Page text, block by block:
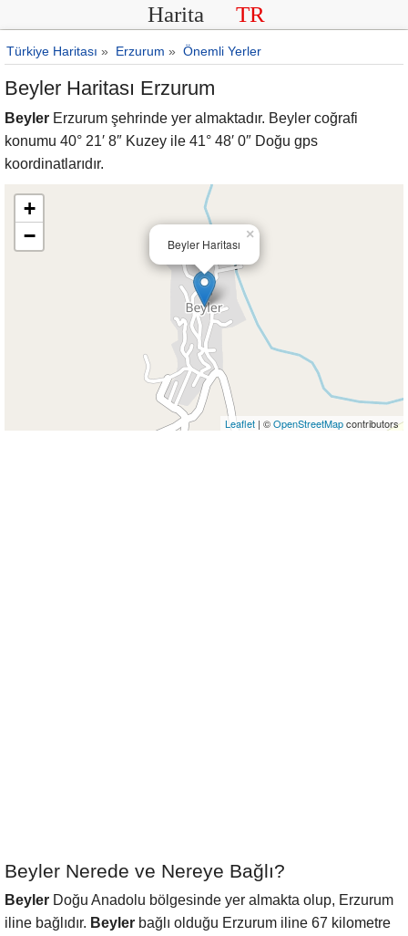
Harita TR
Türkiye Haritası » Erzurum » Önemli Yerler
Beyler Haritası Erzurum
Beyler Erzurum şehrinde yer almaktadır. Beyler coğrafi
konumu 40° 21′ 8″ Kuzey ile 41° 48′ 0″ Doğu gps
koordinatlarıdır.
Beyler Haritası
×
+
−
Leaflet | ©OpenStreetMapcontributors
Beyler Nerede ve Nereye Bağlı?
Beyler Doğu Anadolu bölgesinde yer almakta olup, Erzurum
iline bağlıdır. Beyler bağlı olduğu Erzurum iline 67 kilometre